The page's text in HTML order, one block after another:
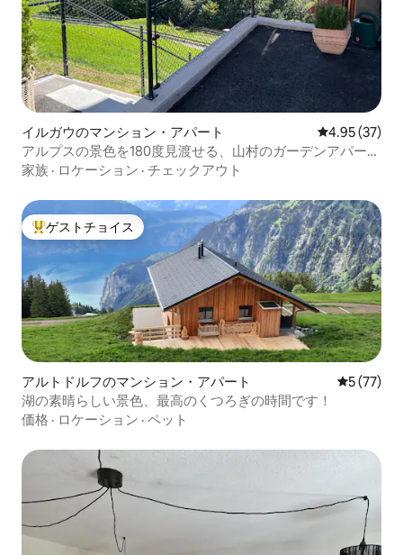
イルガウのマンション・アパート レビュー37
4.95 (37)
アルプスの景色を180度見渡せる、山村のガーデンアパート
メント
家族 · ロケーション · チェックアウト
大好評のゲストチョイスです。
ゲストチョイス
アルトドルフのマンション・アパート レビュー
5 (77)
湖の素晴らしい景色、最高のくつろぎの時間です！
価格 · ロケーション · ペット